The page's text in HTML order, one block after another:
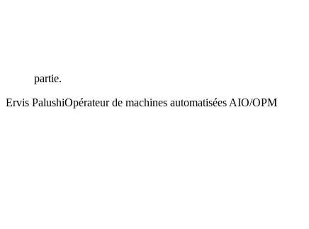
partie.
Ervis PalushiOpérateur de machines automatisées AIO/OPM